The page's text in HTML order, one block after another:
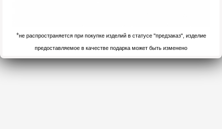
*не распространяется при покупке изделий в статусе "предзаказ", изделие
предоставляемое в качестве подарка может быть изменено